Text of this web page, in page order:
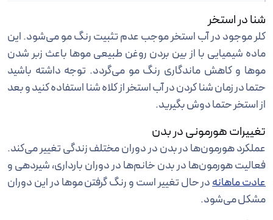
شنا در استخر
کلر موجود در آب استخر موجب عدم تثبیت رنگ مو می‌شود. این
ماده شیمیایی با از بین بردن روغن طبیعی موها باعث زبر شدن
موها و کاهش ماندگاری رنگ مو می‌گردد. توجه داشته باشید
حتما در زمان شنا کردن در آب استخر از کلاه شنا استفاده کنید و بعد
از استخر حتما دوش بگیرید.
تغییرات هورمونی در بدن
عملکرد هورمون‌ها در بدن در دوران مختلف زندگی تغییر می‌کند.
فعالیت هورمون‌ها در بدن خانم‌ها در دوران بارداری، شیردهی و
عادت ماهانهدر حال تغییر است و رنگ گرفتن موها در این دوران
مشکل می‌شود.